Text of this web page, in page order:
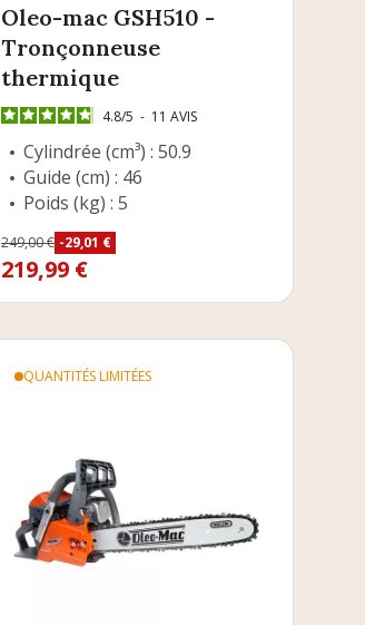
Oleo-mac GSH510 -
Tronçonneuse
thermique
4.8/5 - 11 AVIS
Cylindrée (cm³) : 50.9
Guide (cm) : 46
Poids (kg) : 5
Prix de base
249,00 € -29,01 €
Prix
219,99 €
QUANTITÉS LIMITÉES